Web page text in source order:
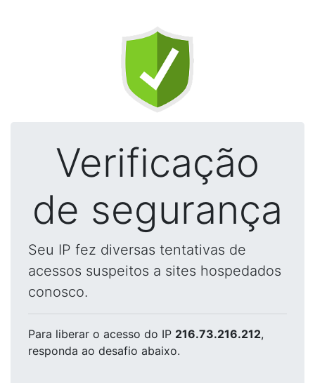
Verificação
de segurança
Seu IP fez diversas tentativas de
acessos suspeitos a sites hospedados
conosco.
Para liberar o acesso do IP 216.73.216.212,
responda ao desafio abaixo.